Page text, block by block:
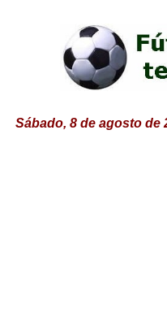
Sábado, 8 de agosto de